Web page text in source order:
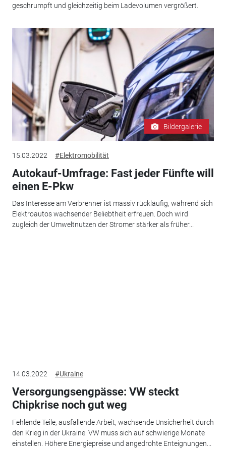
geschrumpft und gleichzeitig beim Ladevolumen vergrößert.
Bildergalerie
15.03.2022 #Elektromobilität
Autokauf-Umfrage: Fast jeder Fünfte will
einen E-Pkw
Das Interesse am Verbrenner ist massiv rückläufig, während sich
Elektroautos wachsender Beliebtheit erfreuen. Doch wird
zugleich der Umweltnutzen der Stromer stärker als früher...
14.03.2022 #Ukraine
Versorgungsengpässe: VW steckt
Chipkrise noch gut weg
Fehlende Teile, ausfallende Arbeit, wachsende Unsicherheit durch
den Krieg in der Ukraine: VW muss sich auf schwierige Monate
einstellen. Höhere Energiepreise und angedrohte Enteignungen...